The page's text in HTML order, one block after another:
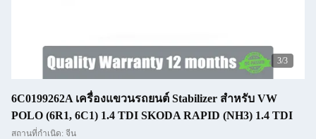
3/3
6C0199262A เครื่องแขวนรถยนต์ Stabilizer สําหรับ VW
POLO (6R1, 6C1) 1.4 TDI SKODA RAPID (NH3) 1.4 TDI
สถานที่กำเนิด: จีน